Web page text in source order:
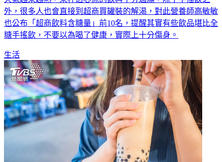
外，很多人也會直接到超商買罐裝的解渴，對此營養師高敏敏
也公布「超商飲料含糖量」前10名，提醒其實有些飲品堪比全
糖手搖飲，不要以為喝了健康，實際上十分傷身。
生活